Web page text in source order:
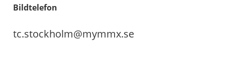
Bildtelefon
tc.stockholm@mymmx.se